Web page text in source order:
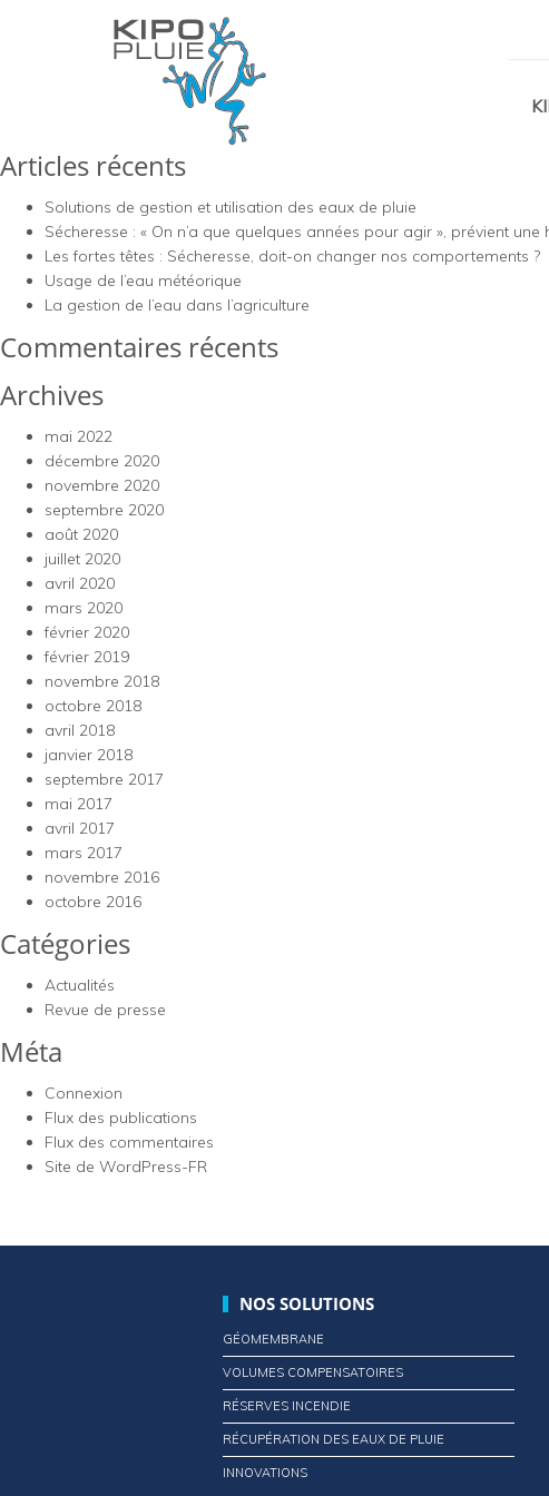
Dassault Aviation
l’article
Articles récents
Solutions de gestion et utilisation des eaux de pluie
Sécheresse : « On n’a que quelques années pour agir », prévient
Les fortes têtes : Sécheresse, doit-on changer nos comportements ?
Usage de l’eau météorique
La gestion de l’eau dans l’agriculture
Commentaires récents
Archives
mai 2022
décembre 2020
novembre 2020
septembre 2020
août 2020
juillet 2020
avril 2020
mars 2020
février 2020
février 2019
novembre 2018
octobre 2018
avril 2018
janvier 2018
septembre 2017
mai 2017
avril 2017
mars 2017
novembre 2016
octobre 2016
Catégories
Actualités
Revue de presse
Méta
Connexion
Flux des publications
Flux des commentaires
Site de WordPress-FR
NOS SOLUTIONS
GÉOMEMBRANE
VOLUMES COMPENSATOIRES
RÉSERVES INCENDIE
RÉCUPÉRATION DES EAUX DE PLUIE
INNOVATIONS